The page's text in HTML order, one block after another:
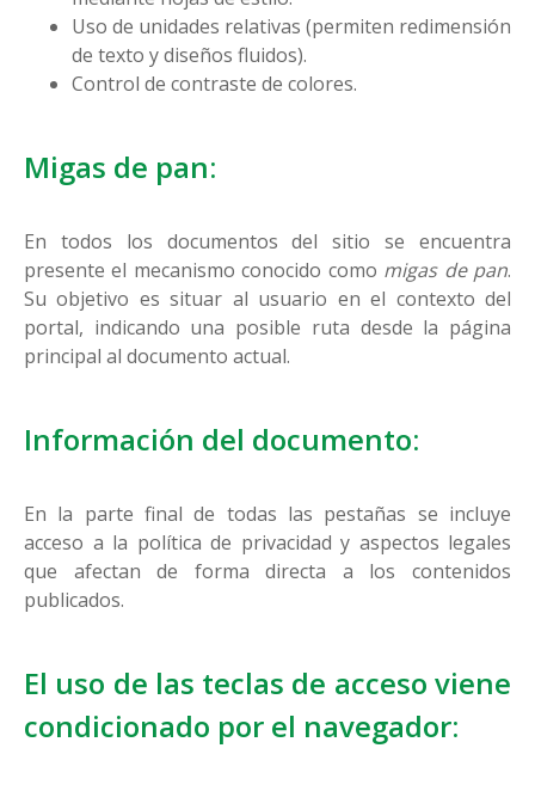
Uso de unidades relativas (permiten redimensión
de texto y diseños fluidos).
Control de contraste de colores.
Migas de pan:
En todos los documentos del sitio se encuentra
presente el mecanismo conocido como migas de pan.
Su objetivo es situar al usuario en el contexto del
portal, indicando una posible ruta desde la página
principal al documento actual.
Información del documento:
En la parte final de todas las pestañas se incluye
acceso a la política de privacidad y aspectos legales
que afectan de forma directa a los contenidos
publicados.
El uso de las teclas de acceso viene
condicionado por el navegador: